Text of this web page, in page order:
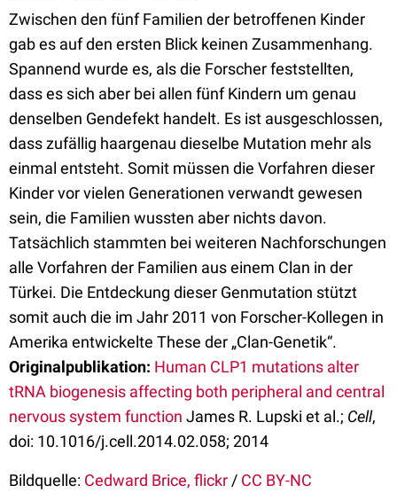
Zwischen den fünf Familien der betroffenen Kinder
gab es auf den ersten Blick keinen Zusammenhang.
Spannend wurde es, als die Forscher feststellten,
dass es sich aber bei allen fünf Kindern um genau
denselben Gendefekt handelt. Es ist ausgeschlossen,
dass zufällig haargenau dieselbe Mutation mehr als
einmal entsteht. Somit müssen die Vorfahren dieser
Kinder vor vielen Generationen verwandt gewesen
sein, die Familien wussten aber nichts davon.
Tatsächlich stammten bei weiteren Nachforschungen
alle Vorfahren der Familien aus einem Clan in der
Türkei. Die Entdeckung dieser Genmutation stützt
somit auch die im Jahr 2011 von Forscher-Kollegen in
Amerika entwickelte These der „Clan-Genetik“.
Originalpublikation: Human CLP1 mutations alter
tRNA biogenesis affecting both peripheral and central
nervous system function James R. Lupski et al.; Cell,
doi: 10.1016/j.cell.2014.02.058; 2014
Bildquelle: Cedward Brice, flickr / CC BY-NC